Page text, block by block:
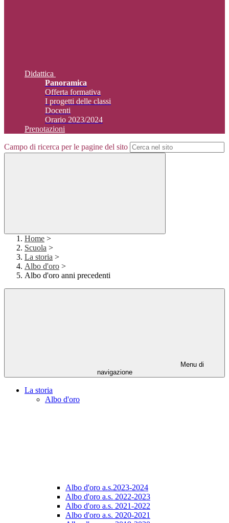
Didattica
Panoramica
Offerta formativa
I progetti delle classi
Docenti
Orario 2023/2024
Prenotazioni
Campo di ricerca per le pagine del sito
Home >
Scuola >
La storia >
Albo d'oro >
Albo d'oro anni precedenti
Menu di
navigazione
La storia
Albo d'oro
Albo d'oro a.s.2023-2024
Albo d'oro a.s. 2022-2023
Albo d'oro a.s. 2021-2022
Albo d'oro a.s. 2020-2021